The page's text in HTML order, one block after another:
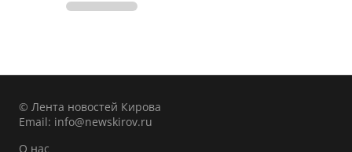
© Лента новостей Кирова
Email: info@newskirov.ru
О нас